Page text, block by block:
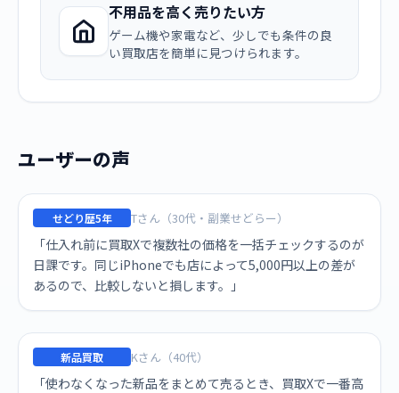
不用品を高く売りたい方
ゲーム機や家電など、少しでも条件の良
い買取店を簡単に見つけられます。
ユーザーの声
せどり歴5年 Tさん（30代・副業せどらー）
「仕入れ前に買取Xで複数社の価格を一括チェックするのが
日課です。同じiPhoneでも店によって5,000円以上の差が
あるので、比較しないと損します。」
新品買取 Kさん（40代）
「使わなくなった新品をまとめて売るとき、買取Xで一番高